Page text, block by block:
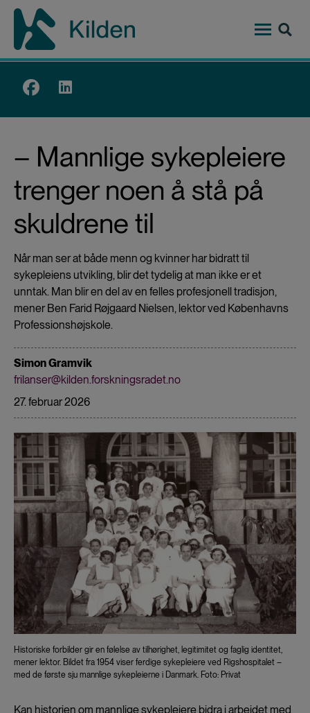
Hopp
hovedinnhold
Top
– Mannlige sykepleiere
trenger noen å stå på
skuldrene til
Når man ser at både menn og kvinner har bidratt til
sykepleiens utvikling, blir det tydelig at man ikke er et
unntak. Man blir en del av en felles profesjonell tradisjon,
mener Ben Farid Røjgaard Nielsen, lektor ved Københavns
Professionshøjskole.
Simon Gramvik
frilanser@kilden.forskningsradet.no
27. februar 2026
Historiske forbilder gir en følelse av tilhørighet, legitimitet og faglig identitet,
mener lektor. Bildet fra 1954 viser ferdige sykepleiere ved Rigshospitalet –
med de første sju mannlige sykepleierne i Danmark. Foto: Privat
Kan historien om mannlige sykepleiere bidra i arbeidet med